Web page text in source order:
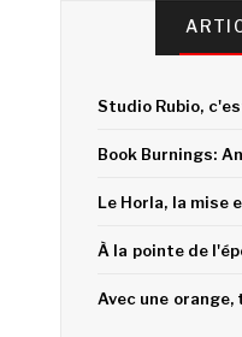
Studio Rubio,
Book Burnings:
Le Horla, la mise
À la pointe de
Avec une